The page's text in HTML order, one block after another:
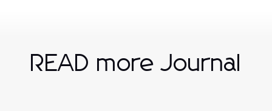
READ more Journal